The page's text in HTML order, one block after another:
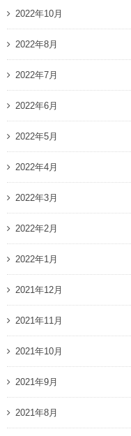
2022年10月
2022年8月
2022年7月
2022年6月
2022年5月
2022年4月
2022年3月
2022年2月
2022年1月
2021年12月
2021年11月
2021年10月
2021年9月
2021年8月